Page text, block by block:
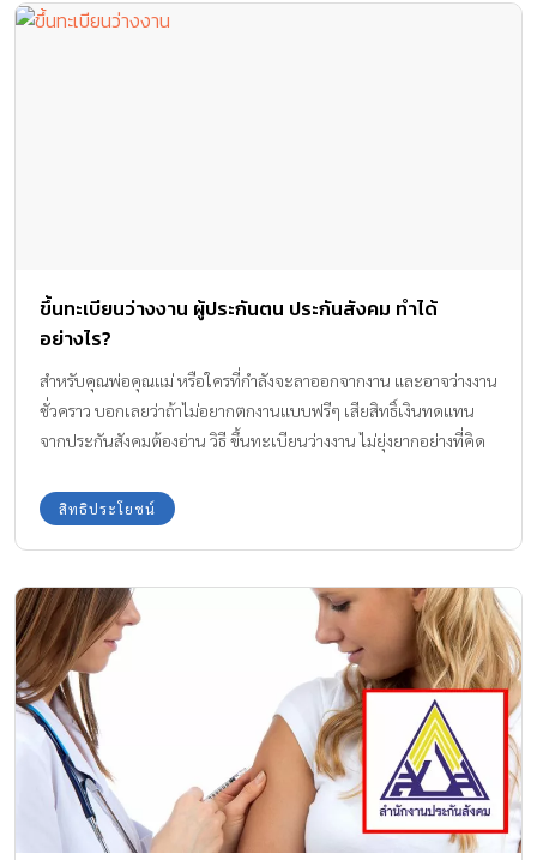
ขึ้นทะเบียนว่างงาน ผู้ประกันตน ประกันสังคม ทำได้
อย่างไร?
สำหรับคุณพ่อคุณแม่ หรือใครที่กำลังจะลาออกจากงาน และอาจว่างงาน
ชั่วคราว บอกเลยว่าถ้าไม่อยากตกงานแบบฟรีๆ เสียสิทธิ์เงินทดแทน
จากประกันสังคมต้องอ่าน วิธี ขึ้นทะเบียนว่างงาน ไม่ยุ่งยากอย่างที่คิด
สิทธิประโยชน์